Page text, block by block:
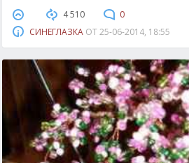
4 510
0
СИНЕГЛАЗКАОТ25-06-2014, 18:55